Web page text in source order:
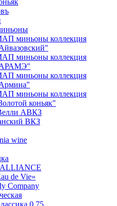
миньоны коллекция
миньоны коллекция
миньоны коллекция
миньоны коллекция
коньяк"
АВКЗ
ВКЗ
wine
de Vie»
Company
0,75